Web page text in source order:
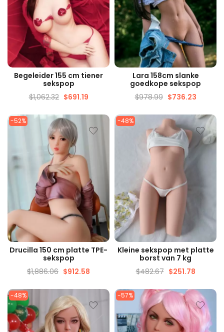
SNELLE WEERGAVE
Begeleider 155 cm tiener
sekspop
$1,062.32 $691.19
SNELLE WEERGAVE
Lara 158cm slanke
goedkope sekspop
$978.99 $736.23
-52%
SNELLE WEERGAVE
Drucilla 150 cm platte TPE-
sekspop
$1,886.06 $912.58
-48%
SNELLE WEERGAVE
Kleine sekspop met platte
borst van 7 kg
$482.67 $251.78
-48% -57%